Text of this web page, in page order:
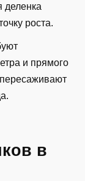
деленка
роста.
и прямого
в